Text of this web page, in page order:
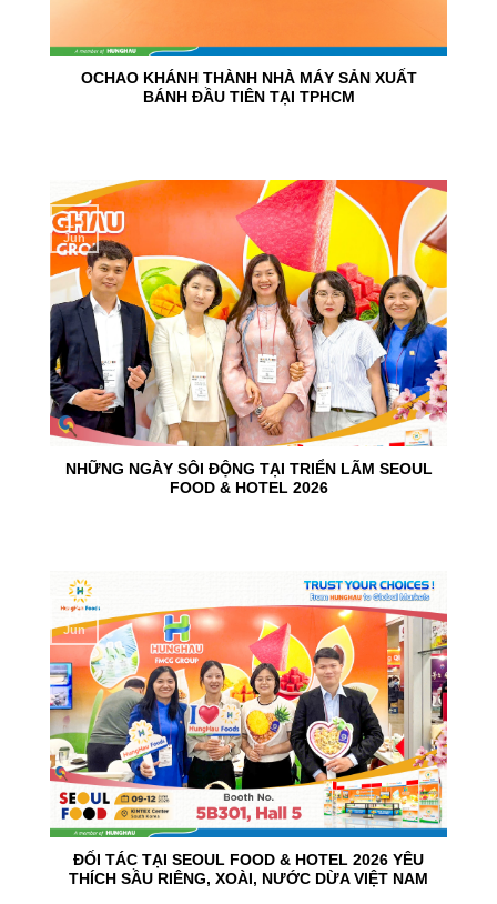
OCHAO KHÁNH THÀNH NHÀ MÁY SẢN XUẤT
BÁNH ĐẦU TIÊN TẠI TPHCM
NHỮNG NGÀY SÔI ĐỘNG TẠI TRIỂN LÃM SEOUL
FOOD & HOTEL 2026
15
Jun
ĐỐI TÁC TẠI SEOUL FOOD & HOTEL 2026 YÊU
THÍCH SẦU RIÊNG, XOÀI, NƯỚC DỪA VIỆT NAM
10
Jun